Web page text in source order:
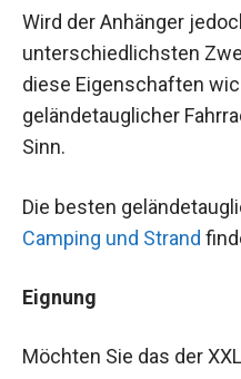
Wird der Anhänger
unterschiedlichsten
diese Eigenschaften
geländetauglicher
Sinn.
Die besten
Camping und Strand
Eignung
Möchten Sie das der